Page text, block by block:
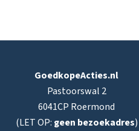
GoedkopeActies.nl
Pastoorswal 2
6041CP Roermond
(LET OP: geen bezoekadres)